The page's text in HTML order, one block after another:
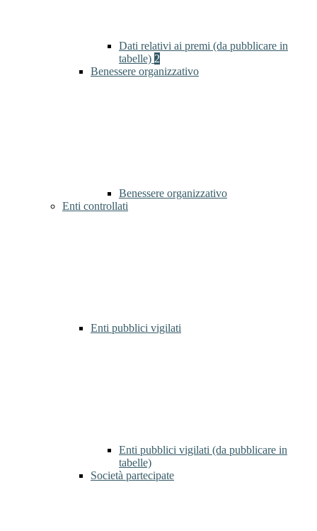
Dati relativi ai premi (da pubblicare in
tabelle) 2
Benessere organizzativo
Benessere organizzativo
Enti controllati
Enti pubblici vigilati
Enti pubblici vigilati (da pubblicare in
tabelle)
Società partecipate